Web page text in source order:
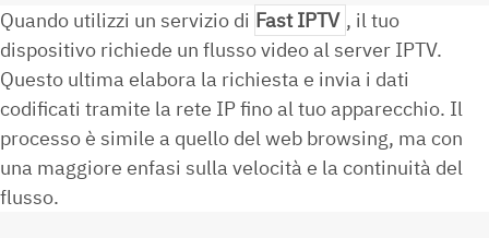
Quando utilizzi un servizio di Fast IPTV , il tuo
dispositivo richiede un flusso video al server IPTV.
Questo ultima elabora la richiesta e invia i dati
codificati tramite la rete IP fino al tuo apparecchio. Il
processo è simile a quello del web browsing, ma con
una maggiore enfasi sulla velocità e la continuità del
flusso.